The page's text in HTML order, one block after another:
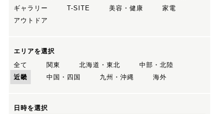
ギャラリー
T-SITE 美容・健康
家電
アウトドア
エリアを選択
全て
関東 北海道・東北
中部・北陸
近畿
中国・四国 九州・沖縄 海外
日時を選択